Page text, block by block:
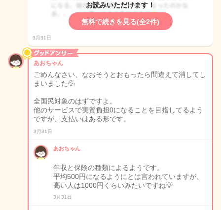
お読みいただけます！
無料で続きを見る(全2件)
3月31日
あおちゃん
ごめんなさい、なおそうとおもったら間違えて消してし
まいました💦
全国民対象のはずですよ。
他のサービスで実質負担0になることを目指してるよう
ですが、支払いはある形です。
3月31日
あおちゃん
年収と保険の種類によるようです。
平均500円になるようにとは言われていますが、
高い人は1000円くらいみたいですね💡
3月31日